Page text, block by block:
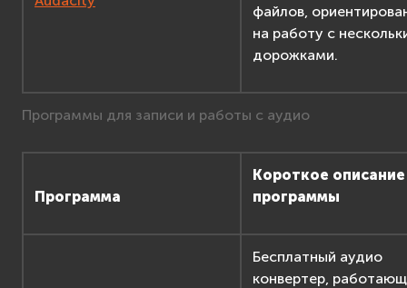
Программы для записи и работы с аудио
файлов,
на работу с
дорожками.
Программа
Короткое описание
программы
Бесплатный аудио
конвертер,